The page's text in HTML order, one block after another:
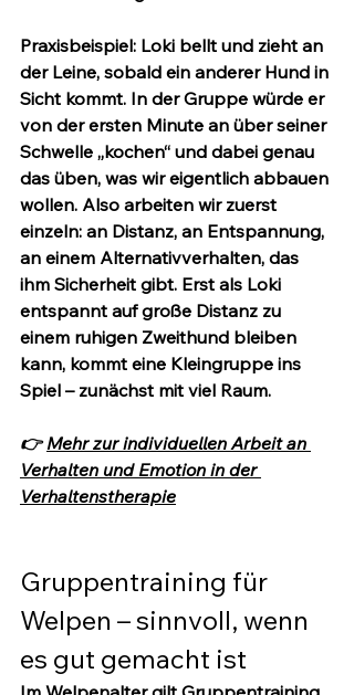
Praxisbeispiel: Loki bellt und zieht an
der Leine, sobald ein anderer Hund in
Sicht kommt. In der Gruppe würde er
von der ersten Minute an über seiner
Schwelle „kochen“ und dabei genau
das üben, was wir eigentlich abbauen
wollen. Also arbeiten wir zuerst
einzeln: an Distanz, an Entspannung,
an einem Alternativverhalten, das
ihm Sicherheit gibt. Erst als Loki
entspannt auf große Distanz zu
einem ruhigen Zweithund bleiben
kann, kommt eine Kleingruppe ins
Spiel – zunächst mit viel Raum.
👉 Mehr zur individuellen Arbeit an
Verhalten und Emotion in der
Verhaltenstherapie
Gruppentraining für
Welpen – sinnvoll, wenn
es gut gemacht ist